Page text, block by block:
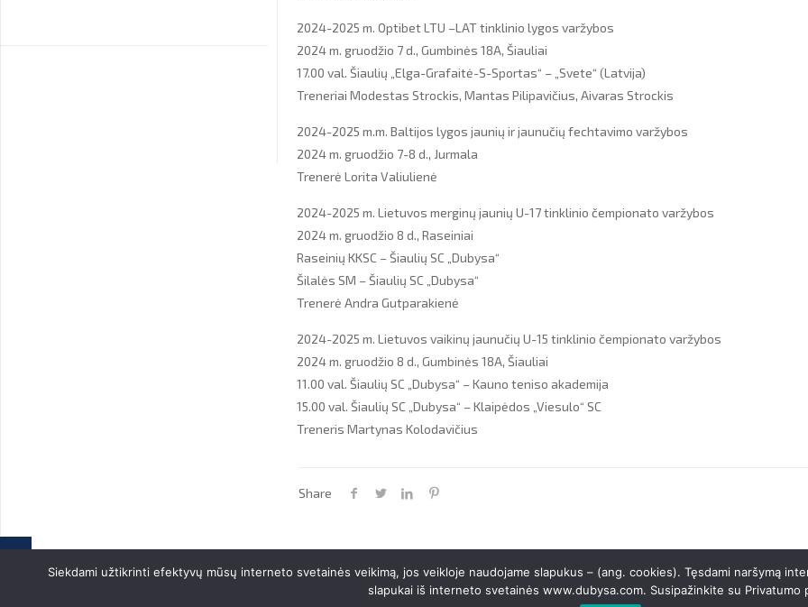
2024-2025 m. Optibet LTU –LAT tinklinio lygos varžybos
2024 m. gruodžio 7 d., Gumbinės 18A, Šiauliai
17.00 val. Šiaulių „Elga-Grafaitė-S-Sportas“ – „Svete“ (Latvija)
Treneriai Modestas Strockis, Mantas Pilipavičius, Aivaras Strockis
2024-2025 m.m. Baltijos lygos jaunių ir jaunučių fechtavimo varžybos
2024 m. gruodžio 7-8 d., Jurmala
Trenerė Lorita Valiulienė
2024-2025 m. Lietuvos merginų jaunių U-17 tinklinio čempionato varžybos
2024 m. gruodžio 8 d., Raseiniai
Raseinių KKSC – Šiaulių SC „Dubysa“
Šilalės SM – Šiaulių SC „Dubysa“
Trenerė Andra Gutparakienė
2024-2025 m. Lietuvos vaikinų jaunučių U-15 tinklinio čempionato varžybos
2024 m. gruodžio 8 d., Gumbinės 18A, Šiauliai
11.00 val. Šiaulių SC „Dubysa“ – Kauno teniso akademija
15.00 val. Šiaulių SC „Dubysa“ – Klaipėdos „Viesulo“ SC
Treneris Martynas Kolodavičius
Share
© 2022 Sporto centras "Dubysa" El. paštas: smdubysa@gmail.com. Duomenys kaupiami ir saugomi Juridinių asmenų registre, kodas
Siekdami užtikrinti efektyvų mūsų interneto svetainės veikimą, jos veikloje naudojame slapukus – (ang. cookies). Tęsdami naršymą
slapukai iš interneto svetainės www.dubysa.com. Susipažinkite su Privatumo